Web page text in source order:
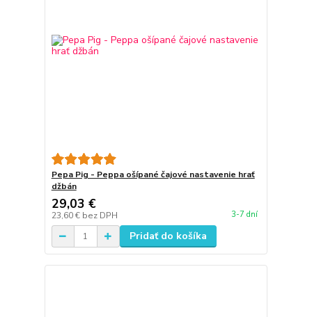
Pepa Pig - Peppa ošípané čajové nastavenie hrať
džbán
29,03 €
23,60 € bez DPH 3-7 dní
Pridať do košíka